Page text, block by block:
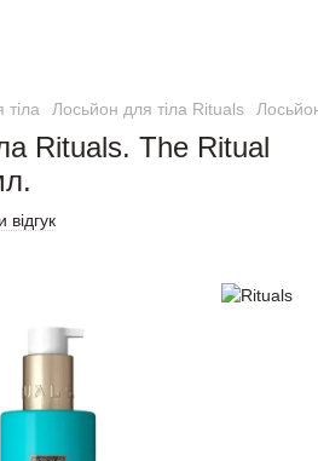
Лосьйон для тіла Rituals
Rituals. The Ritual
відгук